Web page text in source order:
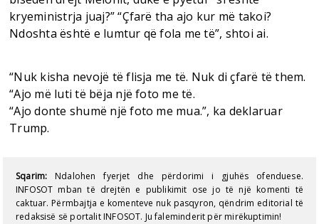
kryeministrja juaj?” “Çfarë tha ajo kur më takoi?
Ndoshta është e lumtur që fola me të”, shtoi ai.
“Nuk kisha nevojë të flisja me të. Nuk di çfarë të them.
“Ajo më luti të bëja një foto me të.
“Ajo donte shumë një foto me mua.”, ka deklaruar
Trump.
Sqarim: Ndalohen fyerjet dhe përdorimi i gjuhës ofenduese.
INFOSOT mban të drejtën e publikimit ose jo të një komenti të
caktuar. Përmbajtja e komenteve nuk pasqyron, qëndrim editorial të
redaksisë së portalit INFOSOT. Ju faleminderit për mirëkuptimin!